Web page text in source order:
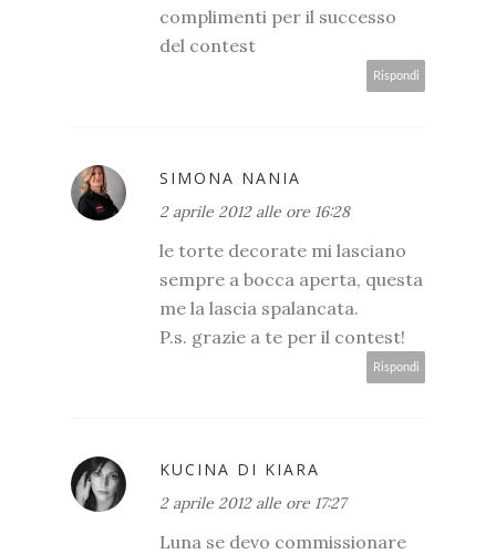
complimenti per il successo
del contest
Rispondi
SIMONA NANIA
2 aprile 2012 alle ore 16:28
le torte decorate mi lasciano
sempre a bocca aperta, questa
me la lascia spalancata.
P.s. grazie a te per il contest!
Rispondi
KUCINA DI KIARA
2 aprile 2012 alle ore 17:27
Luna se devo commissionare